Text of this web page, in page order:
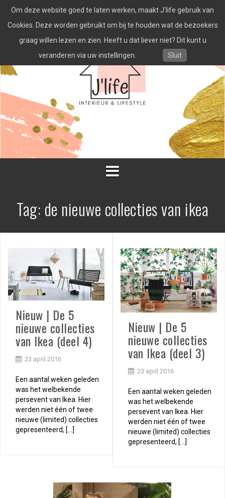
naar
inhoud
Tag: de nieuwe collecties van ikea
Nieuw | De 5
nieuwe collecties
van Ikea (deel 4)
23 april 2016
Een aantal weken geleden
was het welbekende
persevent van Ikea. Hier
werden niet één of twee
nieuwe (limited) collecties
gepresenteerd, […]
Nieuw | De 5
nieuwe collecties
van Ikea (deel 3)
23 april 2016
Een aantal weken geleden
was het welbekende
persevent van Ikea. Hier
werden niet één of twee
nieuwe (limited) collecties
gepresenteerd, […]
Om deze website goed te laten werken, maakt J'life gebruik van
Cookies. Deze worden gebruikt om bij te houden wat de bezoekers
graag willen lezen en zien. Heeft u dat liever niet? Dit kunt u
veranderen via uw instellingen.
Sluit